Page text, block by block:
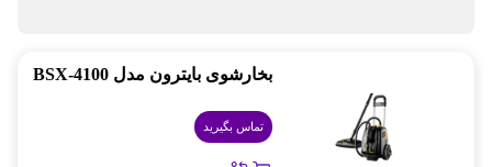
بخارشوی بایترون مدل BSX-4100
تماس بگیرید